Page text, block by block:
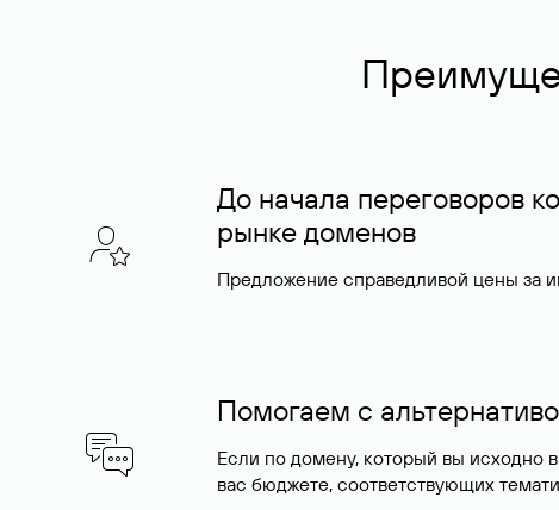
До начала переговоров
рынке доменов
Предложение справедливой цены за
Помогаем с
Если по домену, который вы исходно
вас бюджете, соответствующих